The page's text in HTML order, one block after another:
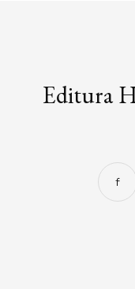
Editura